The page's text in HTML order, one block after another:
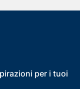
per i tuoi